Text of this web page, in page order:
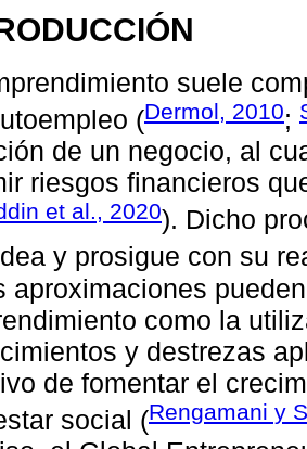
suele
(Dermol, 2010;
de un negocio, al
riesgos financieros
et al., 2020). Dicho
y prosigue con su
aproximaciones
como la
y destrezas
de fomentar el
social (Rengamani y